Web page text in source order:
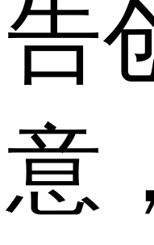
告
意